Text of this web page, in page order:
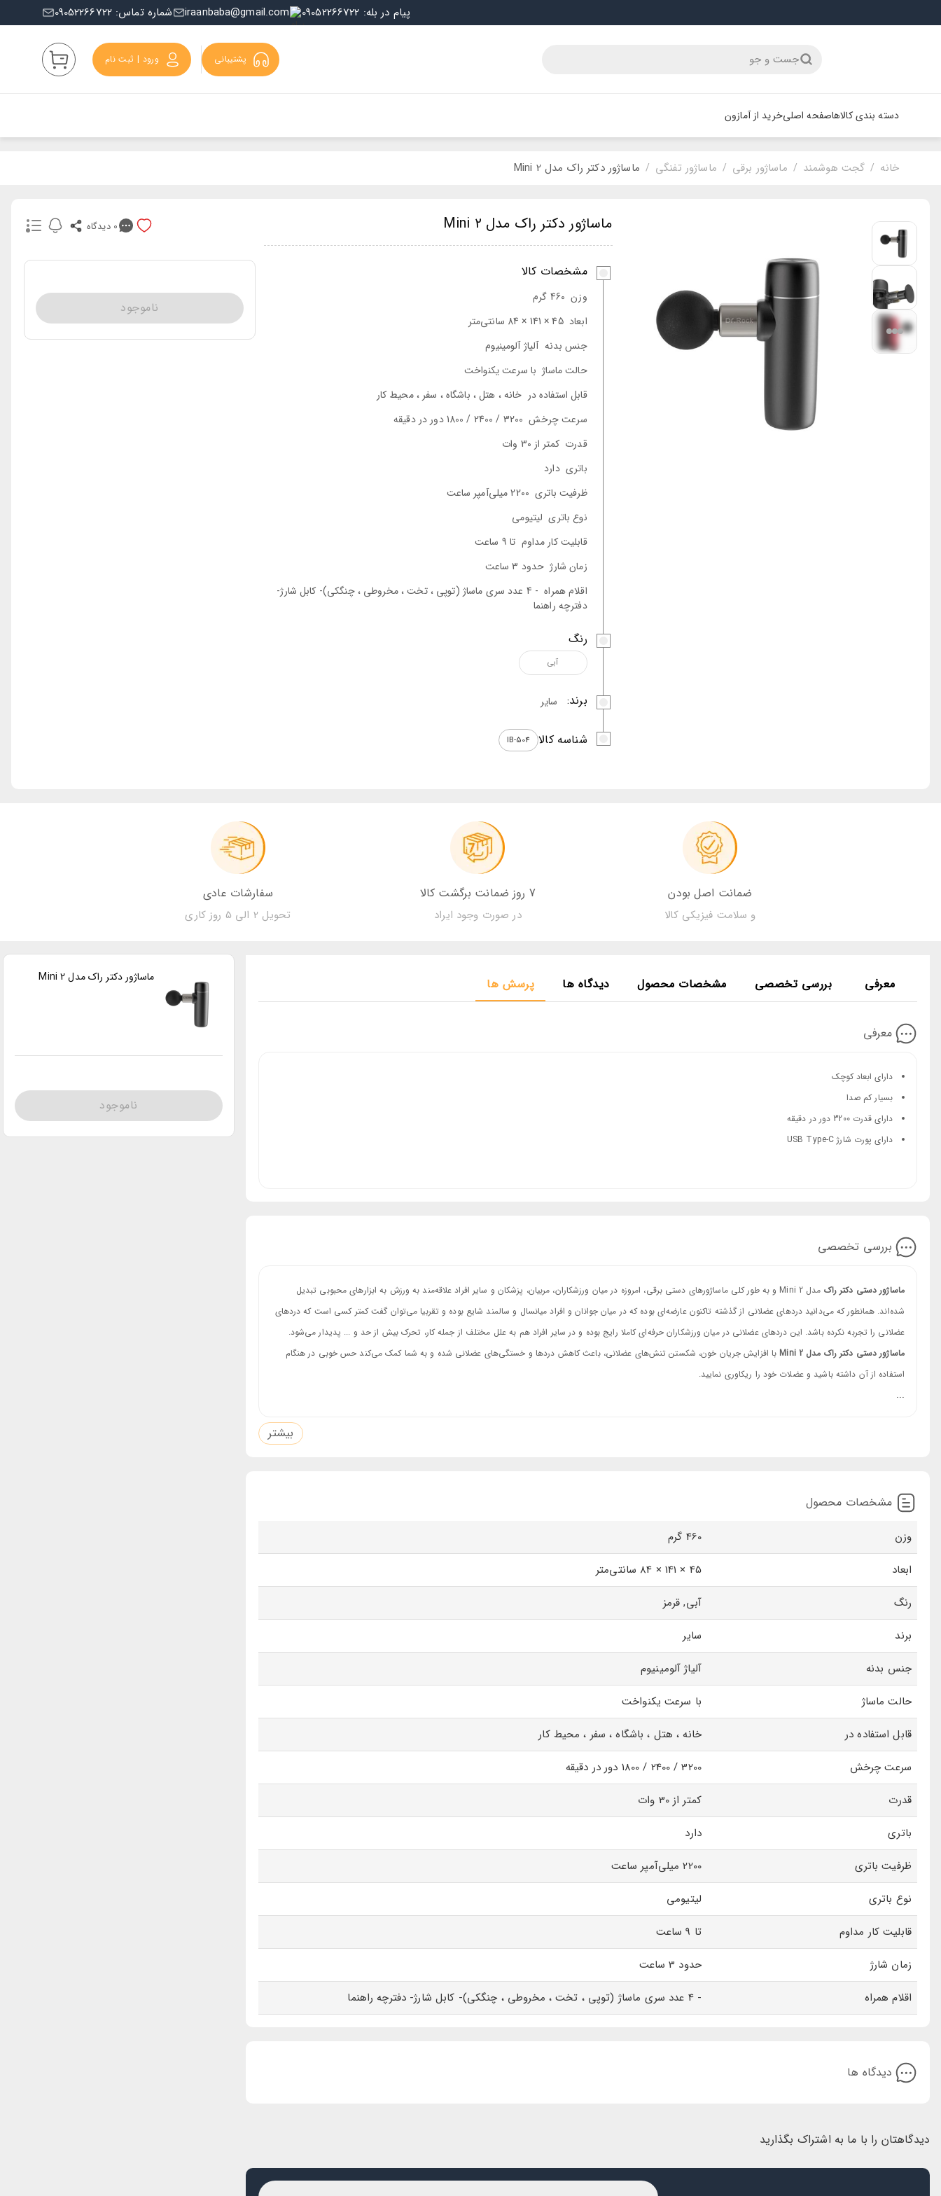
شماره تماس: 09052266722 iraanbaba@gmail.com پیام در بله: 09052266722
جست و جو پشتیبانی ورود | ثبت نام
دسته بندی کالاهاصفحه اصلیخرید از آمازون
خانه / گجت هوشمند / ماساژور برقی / ماساژور تفنگی / ماساژور دکتر راک مدل Mini 2
ماساژور دکتر راک مدل Mini 2
مشخصات کالا
وزن 460 گرم
ابعاد 45 × 141 × 84 سانتی‌متر
جنس بدنه آلیاژ آلومینیوم
حالت ماساژ با سرعت یکنواخت
قابل استفاده در خانه ، هتل ، باشگاه ، سفر ، محیط کار
سرعت چرخش 3200 / 2400 / 1800 دور در دقیقه
قدرت کمتر از 30 وات
باتری دارد
ظرفیت باتری 2200 میلی‌آمپر ساعت
نوع باتری لیتیومی
قابلیت کار مداوم تا 9 ساعت
زمان شارژ حدود 3 ساعت
اقلام همراه
- 4 عدد سری ماساژ (توپی ، تخت ، مخروطی ، چنگکی)- کابل شارژ-
دفترچه راهنما
رنگ
آبی
برند: سایر
شناسه کالا IB-504
0 دیدگاه
ناموجود
ضمانت اصل بودن
و سلامت فیزیکی کالا
7 روز ضمانت برگشت کالا
در صورت وجود ایراد
سفارشات عادی
تحویل 2 الی 5 روز کاری
معرفی بررسی تخصصی مشخصات محصول دیدگاه ها پرسش ها
معرفی
دارای ابعاد کوچک
بسیار کم صدا
دارای قدرت 3200 دور در دقیقه
دارای پورت شارژ USB Type-C
بررسی تخصصی
ماساژور دستی دکتر راک
مدل Mini 2 و به طور کلی ماساژورهای دستی برقی، امروزه در میان ورزشکاران، مربیان، پزشکان و سایر افراد علاقه‌مند به ورزش به ابزارهای محبوبی تبدیل
شده‌اند. همانطور که می‌دانید دردهای عضلانی از گذشته تاکنون عارضه‌ای بوده که در میان جوانان و افراد میانسال و سالمند شایع بوده و تقربیا می‌توان گفت کمتر کسی است که دردهای
عضلانی را تجربه نکرده باشد. این دردهای عضلانی در میان ورزشکاران حرفه‌ای کاملا رایج بوده و در سایر افراد هم به علل مختلف از جمله کار، تحرک بیش از حد و ... پدیدار می‌شود.
ماساژور دستی دکتر راک مدل Mini 2 با افزایش جریان خون، شکستن تنش‌های عضلانی، باعث کاهش دردها و خستگی‌های عضلانی شده و به شما کمک می‌کند حس خوبی در هنگام
استفاده از آن داشته باشید و عضلات خود را ریکاوری نمایید.
نکات قبل استفاده از ماساژور دکتر راک
نمی‌تواند یک راه حل و درمان قطعی برای تمام عارضه‌های جسمی و
موتور قدرتمند ماساژور دستی دکتر راک مدل Mini 2
موتور این ماساژور حرفه ای دارای قدرت 3200 دور در دقیقه (RPM) می‌باشد. که می‌تواند با قدرت و سرعت گرفتگی عضلات را در هم بکوبد و با افزایش جریان خون شما را از شر دردهای
عضلانی خلاص نماید.
...
بیشتر
مشخصات محصول
وزن
460 گرم
ابعاد
45 × 141 × 84 سانتی‌متر
رنگ
آبی, قرمز
برند
سایر
جنس بدنه
آلیاژ آلومینیوم
حالت ماساژ
با سرعت یکنواخت
قابل استفاده در
خانه ، هتل ، باشگاه ، سفر ، محیط کار
سرعت چرخش
3200 / 2400 / 1800 دور در دقیقه
قدرت
کمتر از 30 وات
باتری
دارد
ظرفیت باتری
2200 میلی‌آمپر ساعت
نوع باتری
لیتیومی
قابلیت کار مداوم
تا 9 ساعت
زمان شارژ
حدود 3 ساعت
اقلام همراه
- 4 عدد سری ماساژ (توپی ، تخت ، مخروطی ، چنگکی)- کابل شارژ- دفترچه راهنما
دیدگاه ها
دیدگاهتان را با ما به اشتراک بگذارید
ماساژور دکتر راک مدل Mini 2
ناموجود